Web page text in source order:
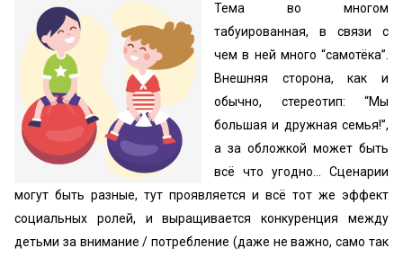
Тема во многом
табуированная, в связи с
чем в ней много “самотёка”.
Внешняя сторона, как и
обычно, стереотип: “Мы
большая и дружная семья!”,
а за обложкой может быть
всё что угодно... Сценарии
могут быть разные, тут проявляется и всё тот же эффект
социальных ролей, и выращивается конкуренция между
детьми за внимание / потребление (даже не важно, само так